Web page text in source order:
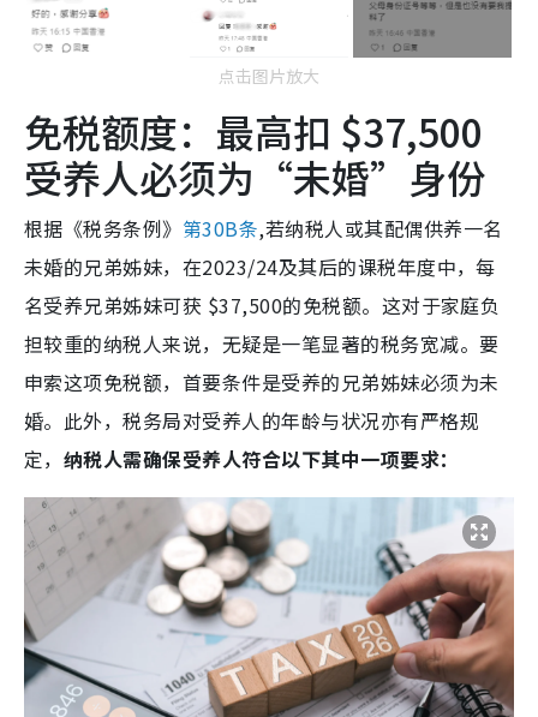
点击图片放大
免税额度：最高扣 $37,500
受养人必须为“未婚”身份
根据《税务条例》 第30B条,若纳税人或其配偶供养一名
未婚的兄弟姊妹，在2023/24及其后的课税年度中，每
名受养兄弟姊妹可获 $37,500的免税额。这对于家庭负
担较重的纳税人来说，无疑是一笔显著的税务宽减。要
申索这项免税额，首要条件是受养的兄弟姊妹必须为未
婚。此外，税务局对受养人的年龄与状况亦有严格规
定， 纳税人需确保受养人符合以下其中一项要求：